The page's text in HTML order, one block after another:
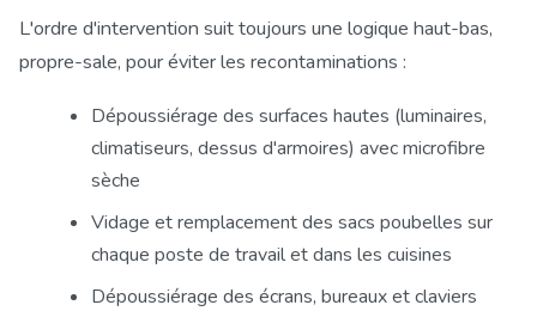
L'ordre d'intervention suit toujours une logique haut-bas,
propre-sale, pour éviter les recontaminations :
Dépoussiérage des surfaces hautes (luminaires,
climatiseurs, dessus d'armoires) avec microfibre
sèche
Vidage et remplacement des sacs poubelles sur
chaque poste de travail et dans les cuisines
Dépoussiérage des écrans, bureaux et claviers